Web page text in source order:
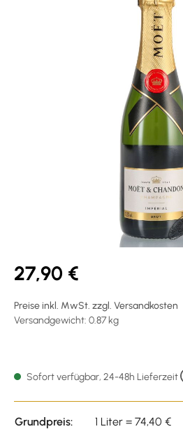
27,90 €
Preise inkl. MwSt. zzgl. Versandkosten
Versandgewicht: 0.87 kg
Sofort verfügbar, 24-48h Lieferzeit
Grundpreis:
1 Liter = 74,40 €